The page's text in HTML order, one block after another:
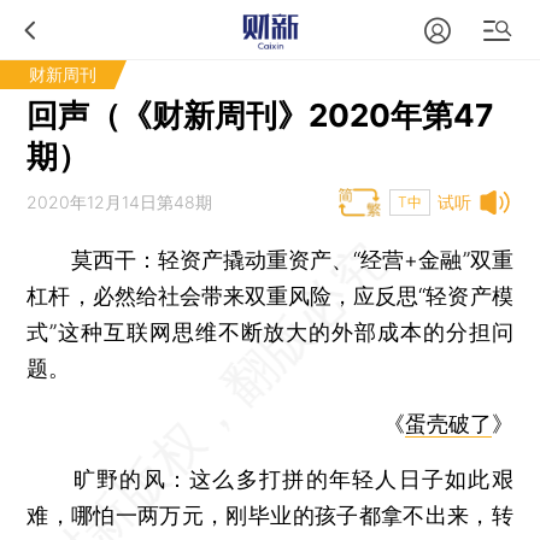
财新周刊
回声（《财新周刊》2020年第47
期）
试听
2020年12月14日第48期 T中
莫西干： 轻资产撬动重资产、“经营+金融”双重
杠杆，必然给社会带来双重风险，应反思“轻资产模
式”这种互联网思维不断放大的外部成本的分担问
题。
《蛋壳破了》
旷野的风：这么多打拼的年轻人日子如此艰
难，哪怕一两万元，刚毕业的孩子都拿不出来，转